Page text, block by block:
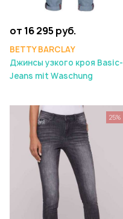
от 16 295 руб.
BETTY BARCLAY
Джинсы узкого кроя Basic-
Jeans mit Waschung
25%